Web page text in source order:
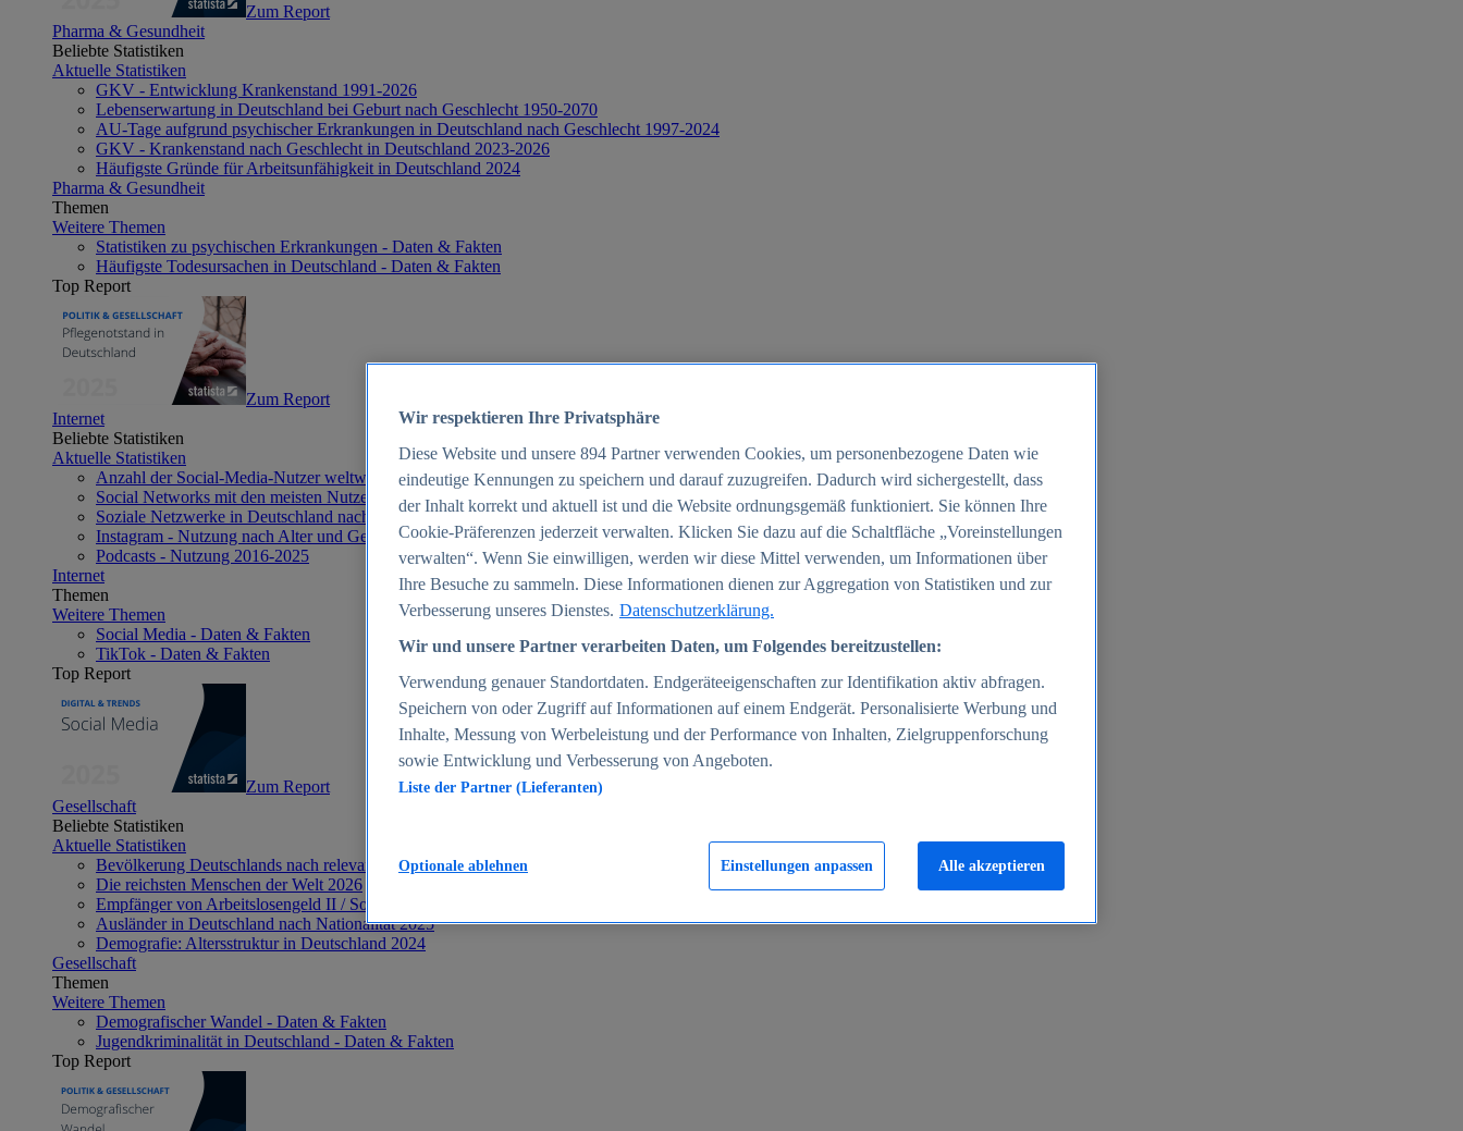
Zum Report
Pharma & Gesundheit
Beliebte Statistiken
Aktuelle Statistiken
GKV - Entwicklung Krankenstand 1991-2026
Lebenserwartung in Deutschland bei Geburt nach Geschlecht 1950-2070
AU-Tage aufgrund psychischer Erkrankungen in Deutschland nach Geschlecht 1997-2024
GKV - Krankenstand nach Geschlecht in Deutschland 2023-2026
Häufigste Gründe für Arbeitsunfähigkeit in Deutschland 2024
Pharma & Gesundheit
Themen
Weitere Themen
Statistiken zu psychischen Erkrankungen - Daten & Fakten
Häufigste Todesursachen in Deutschland - Daten & Fakten
Top Report
Zum Report
Internet
Beliebte Statistiken
Aktuelle Statistiken
Anzahl der Social-Media-Nutzer weltweit 2012-2025
Social Networks mit den meisten Nutzern weltweit 2025
Soziale Netzwerke in Deutschland nach Generationen 2025
Instagram - Nutzung nach Alter und Geschlecht in Deutschland 2025
Podcasts - Nutzung 2016-2025
Internet
Themen
Weitere Themen
Social Media - Daten & Fakten
TikTok - Daten & Fakten
Top Report
Zum Report
Gesellschaft
Beliebte Statistiken
Aktuelle Statistiken
Bevölkerung Deutschlands nach relevanten Altersgruppen 2024
Die reichsten Menschen der Welt 2026
Empfänger von Arbeitslosengeld II / Sozialgeld / Bürgergeld in Deutschland 2005-2025
Ausländer in Deutschland nach Nationalität 2025
Demografie: Altersstruktur in Deutschland 2024
Gesellschaft
Themen
Weitere Themen
Demografischer Wandel - Daten & Fakten
Jugendkriminalität in Deutschland - Daten & Fakten
Top Report
Wir respektieren Ihre Privatsphäre
Diese Website und unsere 894 Partner verwenden Cookies, um personenbezogene Daten wie
eindeutige Kennungen zu speichern und darauf zuzugreifen. Dadurch wird sichergestellt, dass
der Inhalt korrekt und aktuell ist und die Website ordnungsgemäß funktioniert. Sie können Ihre
Cookie-Präferenzen jederzeit verwalten. Klicken Sie dazu auf die Schaltfläche „Voreinstellungen
verwalten“. Wenn Sie einwilligen, werden wir diese Mittel verwenden, um Informationen über
Ihre Besuche zu sammeln. Diese Informationen dienen zur Aggregation von Statistiken und zur
Verbesserung unseres Dienstes. Datenschutzerklärung.
Wir und unsere Partner verarbeiten Daten, um Folgendes bereitzustellen:
Verwendung genauer Standortdaten. Endgeräteeigenschaften zur Identifikation aktiv abfragen.
Speichern von oder Zugriff auf Informationen auf einem Endgerät. Personalisierte Werbung und
Inhalte, Messung von Werbeleistung und der Performance von Inhalten, Zielgruppenforschung
sowie Entwicklung und Verbesserung von Angeboten.
Liste der Partner (Lieferanten)
Einstellungen anpassen
Optionale ablehnen Alle akzeptieren